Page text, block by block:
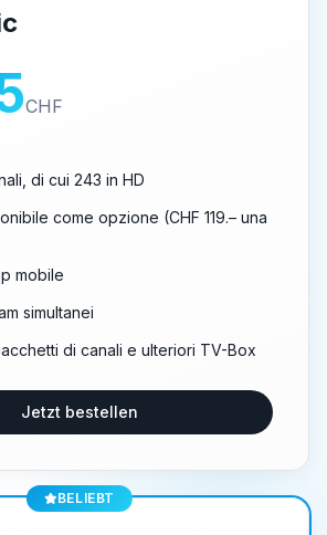
CHF
di cui 243 in HD
come opzione (CHF 119.– una
mobile
simultanei
di canali e ulteriori TV-Box
Jetzt bestellen
BELIEBT